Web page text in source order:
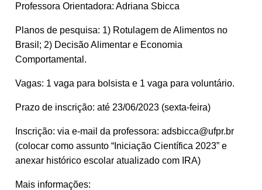
Professora Orientadora: Adriana Sbicca
Planos de pesquisa: 1) Rotulagem de Alimentos no
Brasil; 2) Decisão Alimentar e Economia
Comportamental.
Vagas: 1 vaga para bolsista e 1 vaga para voluntário.
Prazo de inscrição: até 23/06/2023 (sexta-feira)
Inscrição: via e-mail da professora: adsbicca@ufpr.br
(colocar como assunto “Iniciação Científica 2023” e
anexar histórico escolar atualizado com IRA)
Mais informações: